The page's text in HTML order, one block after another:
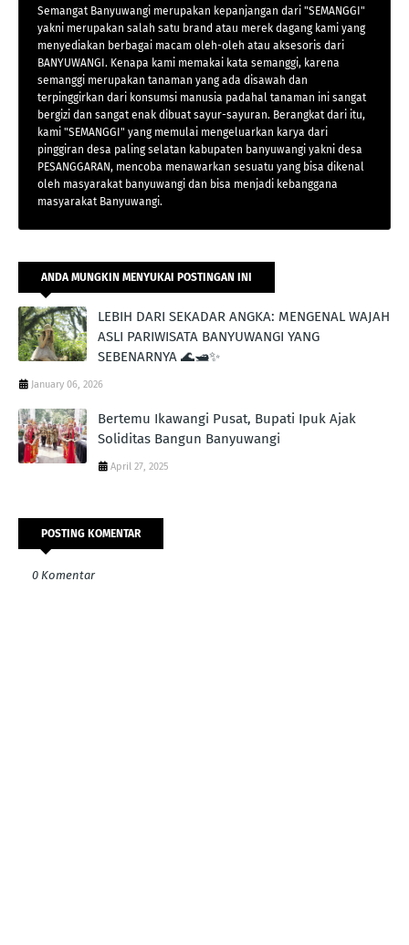
Semangat Banyuwangi merupakan kepanjangan dari "SEMANGGI"
yakni merupakan salah satu brand atau merek dagang kami yang
menyediakan berbagai macam oleh-oleh atau aksesoris dari
BANYUWANGI. Kenapa kami memakai kata semanggi, karena
semanggi merupakan tanaman yang ada disawah dan
terpinggirkan dari konsumsi manusia padahal tanaman ini sangat
bergizi dan sangat enak dibuat sayur-sayuran. Berangkat dari itu,
kami "SEMANGGI" yang memulai mengeluarkan karya dari
pinggiran desa paling selatan kabupaten banyuwangi yakni desa
PESANGGARAN, mencoba menawarkan sesuatu yang bisa dikenal
oleh masyarakat banyuwangi dan bisa menjadi kebanggana
masyarakat Banyuwangi.
ANDA MUNGKIN MENYUKAI POSTINGAN INI
LEBIH DARI SEKADAR ANGKA: MENGENAL WAJAH
ASLI PARIWISATA BANYUWANGI YANG
SEBENARNYA 🌊🛥️✨
January 06, 2026
Bertemu Ikawangi Pusat, Bupati Ipuk Ajak
Soliditas Bangun Banyuwangi
April 27, 2025
POSTING KOMENTAR
0 Komentar